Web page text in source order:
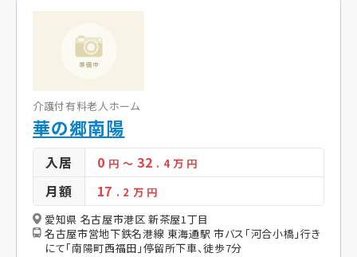
介護付有料老人ホーム
華の郷南陽
入居 0 円 ～ 32 . 4万 円
月額 17 . 2 万 円
愛知県 名古屋市港区 新茶屋1丁目
名古屋市営地下鉄名港線 東海通駅 市バス「河合小橋」行き
にて「南陽町西福田」停留所下車、徒歩7分